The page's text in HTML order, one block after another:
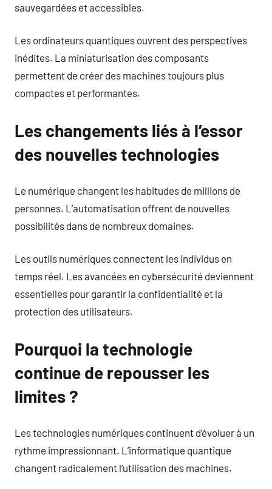
sauvegardées et accessibles.
Les ordinateurs quantiques ouvrent des perspectives
inédites. La miniaturisation des composants
permettent de créer des machines toujours plus
compactes et performantes.
Les changements liés à l’essor
des nouvelles technologies
Le numérique changent les habitudes de millions de
personnes. L’automatisation offrent de nouvelles
possibilités dans de nombreux domaines.
Les outils numériques connectent les individus en
temps réel. Les avancées en cybersécurité deviennent
essentielles pour garantir la confidentialité et la
protection des utilisateurs.
Pourquoi la technologie
continue de repousser les
limites ?
Les technologies numériques continuent d’évoluer à un
rythme impressionnant. L’informatique quantique
changent radicalement l’utilisation des machines.